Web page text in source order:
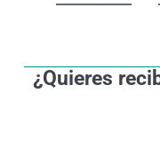
¿Quieres